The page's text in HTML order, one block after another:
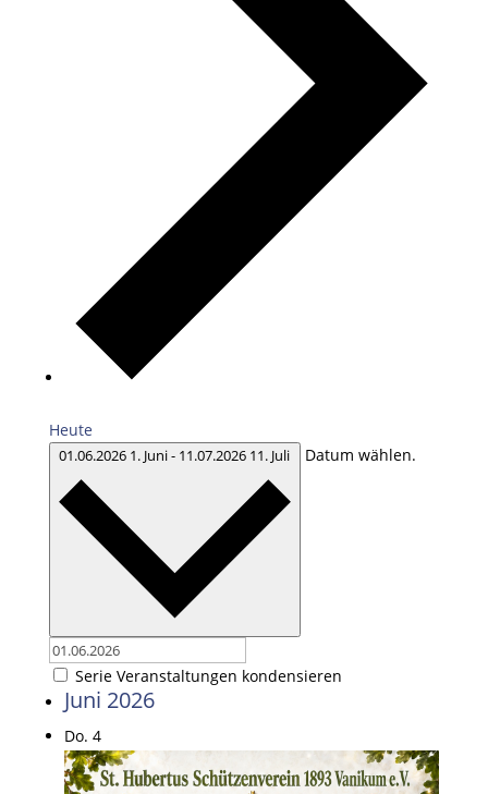
Heute
01.06.2026 1. Juni- 11.07.2026 11. Juli Datum wählen.
Serie Veranstaltungen kondensieren
Juni 2026
Do. 4